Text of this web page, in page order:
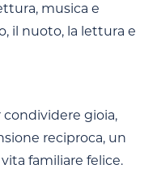
musica e
il nuoto, la lettura e
gioia,
reciproca, un
familiare felice.